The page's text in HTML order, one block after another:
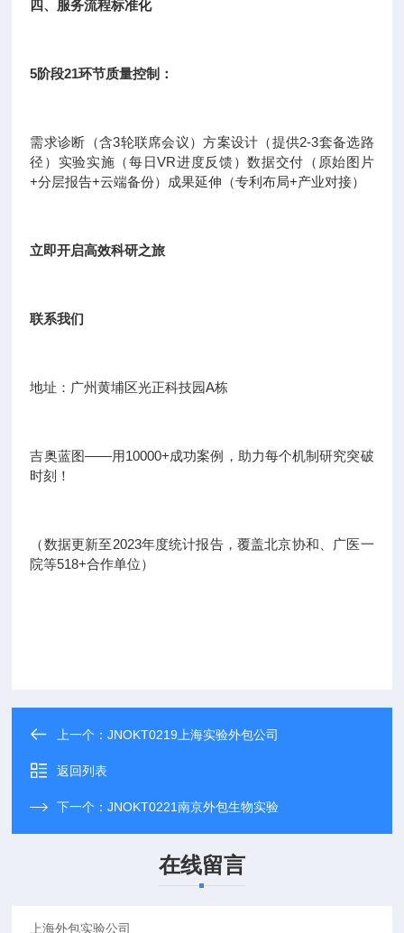
四、服务流程标准化
5阶段21环节质量控制：
需求诊断（含3轮联席会议）方案设计（提供2-3套备选路
径）实验实施（每日VR进度反馈）数据交付（原始图片
+分层报告+云端备份）成果延伸（专利布局+产业对接）
立即开启高效科研之旅
联系我们
地址：广州黄埔区光正科技园A栋
吉奥蓝图——用10000+成功案例，助力每个机制研究突破
时刻！
（数据更新至2023年度统计报告，覆盖北京协和、广医一
院等518+合作单位）
上一个：JNOKT0219上海实验外包公司
返回列表
下一个：JNOKT0221南京外包生物实验
在线留言